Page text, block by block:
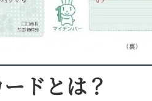
ドとは？